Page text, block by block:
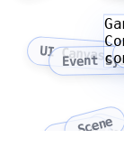
UI Canvas
Event
Prefab
Scene
Asset